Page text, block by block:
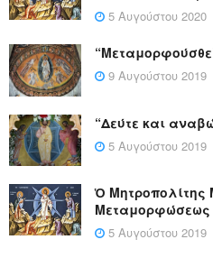
5 Αυγούστου 2020
9 Αυγούστου 2019
“Δεύτε και
5 Αυγούστου 2019
Ὁ Μητροπολίτης
Μεταμορφώσεως
5 Αυγούστου 2019